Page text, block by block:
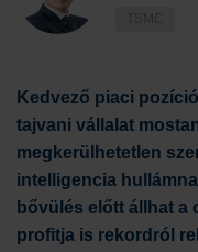
Kedvező piaci
tajvani vállalat
megkerülhetetlen
intelligencia
bővülés előtt állhat a
profitja is rekordról